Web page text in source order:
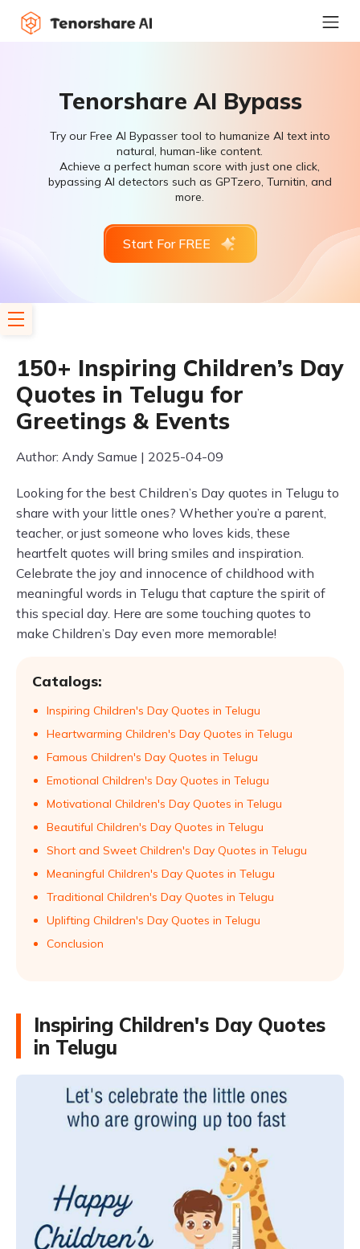
Tenorshare AI Bypass
Try our Free AI Bypasser tool to humanize AI text into
natural, human-like content.
Achieve a perfect human score with just one click,
bypassing AI detectors such as GPTzero, Turnitin, and
more.
Start For FREE
150+ Inspiring Children’s Day
Quotes in Telugu for
Greetings & Events
Author: Andy Samue | 2025-04-09
Looking for the best Children’s Day quotes in Telugu to
share with your little ones? Whether you’re a parent,
teacher, or just someone who loves kids, these
heartfelt quotes will bring smiles and inspiration.
Celebrate the joy and innocence of childhood with
meaningful words in Telugu that capture the spirit of
this special day. Here are some touching quotes to
make Children’s Day even more memorable!
Catalogs:
Inspiring Children's Day Quotes in Telugu
Heartwarming Children's Day Quotes in Telugu
Famous Children's Day Quotes in Telugu
Emotional Children's Day Quotes in Telugu
Motivational Children's Day Quotes in Telugu
Beautiful Children's Day Quotes in Telugu
Short and Sweet Children's Day Quotes in Telugu
Meaningful Children's Day Quotes in Telugu
Traditional Children's Day Quotes in Telugu
Uplifting Children's Day Quotes in Telugu
Conclusion
Inspiring Children's Day Quotes
in Telugu